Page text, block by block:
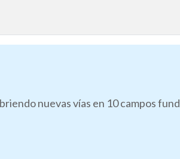
nuevas vías en 10 campos